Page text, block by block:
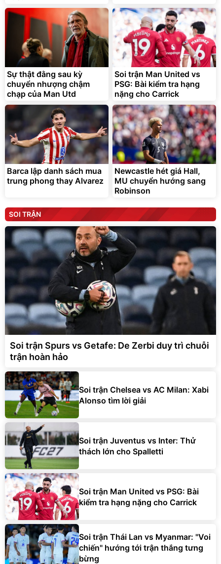
Sự thật đằng sau kỳ
chuyển nhượng chậm
chạp của Man Utd
Soi trận Man United vs
PSG: Bài kiểm tra hạng
nặng cho Carrick
Barca lập danh sách mua
trung phong thay Alvarez
Newcastle hét giá Hall,
MU chuyển hướng sang
Robinson
SOI TRẬN
Soi trận Spurs vs Getafe: De Zerbi duy trì chuỗi
trận hoàn hảo
Soi trận Chelsea vs AC Milan: Xabi
Alonso tìm lời giải
Soi trận Juventus vs Inter: Thử
thách lớn cho Spalletti
Soi trận Man United vs PSG: Bài
kiểm tra hạng nặng cho Carrick
Soi trận Thái Lan vs Myanmar: "Voi
chiến" hướng tới trận thắng tưng
bừng